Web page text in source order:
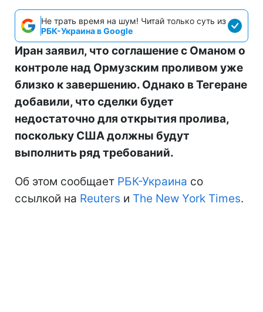
Не трать время на шум! Читай только суть из
РБК-Украина в Google
Иран заявил, что соглашение с Оманом о
контроле над Ормузским проливом уже
близко к завершению. Однако в Тегеране
добавили, что сделки будет
недостаточно для открытия пролива,
поскольку США должны будут
выполнить ряд требований.
Об этом сообщает РБК-Украина со
ссылкой на Reuters и The New York Times.